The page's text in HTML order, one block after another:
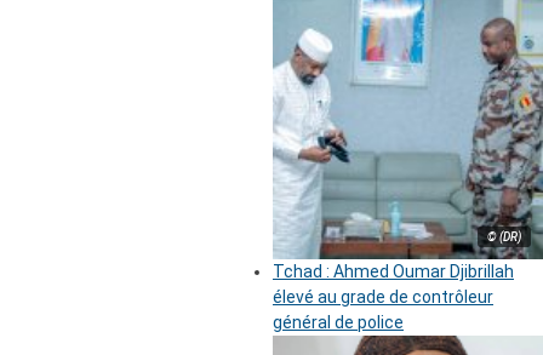
© (DR)
Tchad : Ahmed Oumar Djibrillah
élevé au grade de contrôleur
général de police